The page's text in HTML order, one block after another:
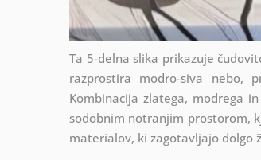
Ta 5-delna slika prikazuje
razprostira modro-siva
Kombinacija zlatega, modrega
sodobnim notranjim prostorom,
materialov, ki zagotavljajo dolgo